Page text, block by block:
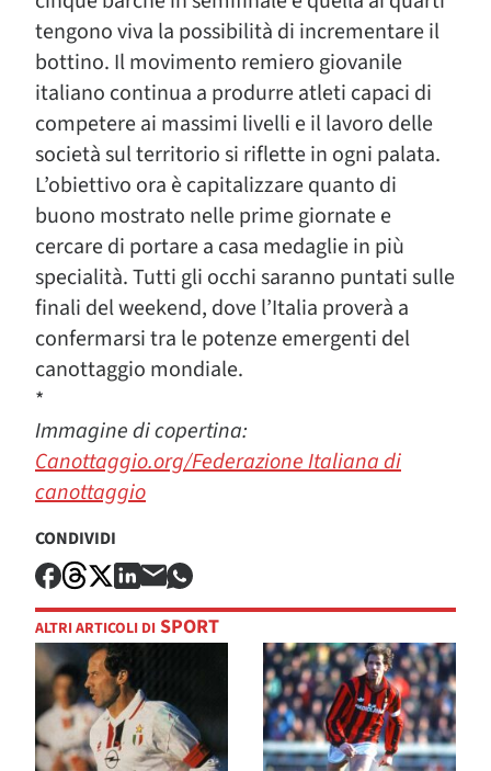
tengono viva la possibilità di incrementare il
bottino. Il movimento remiero giovanile
italiano continua a produrre atleti capaci di
competere ai massimi livelli e il lavoro delle
società sul territorio si riflette in ogni palata.
L’obiettivo ora è capitalizzare quanto di
buono mostrato nelle prime giornate e
cercare di portare a casa medaglie in più
specialità. Tutti gli occhi saranno puntati sulle
finali del weekend, dove l’Italia proverà a
confermarsi tra le potenze emergenti del
canottaggio mondiale.
*
Immagine di copertina:
Canottaggio.org/Federazione Italiana di
canottaggio
CONDIVIDI
ALTRI ARTICOLI DI SPORT